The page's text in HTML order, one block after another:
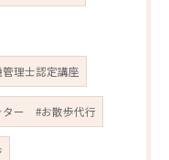
理士認定講座
ー #お散歩代行